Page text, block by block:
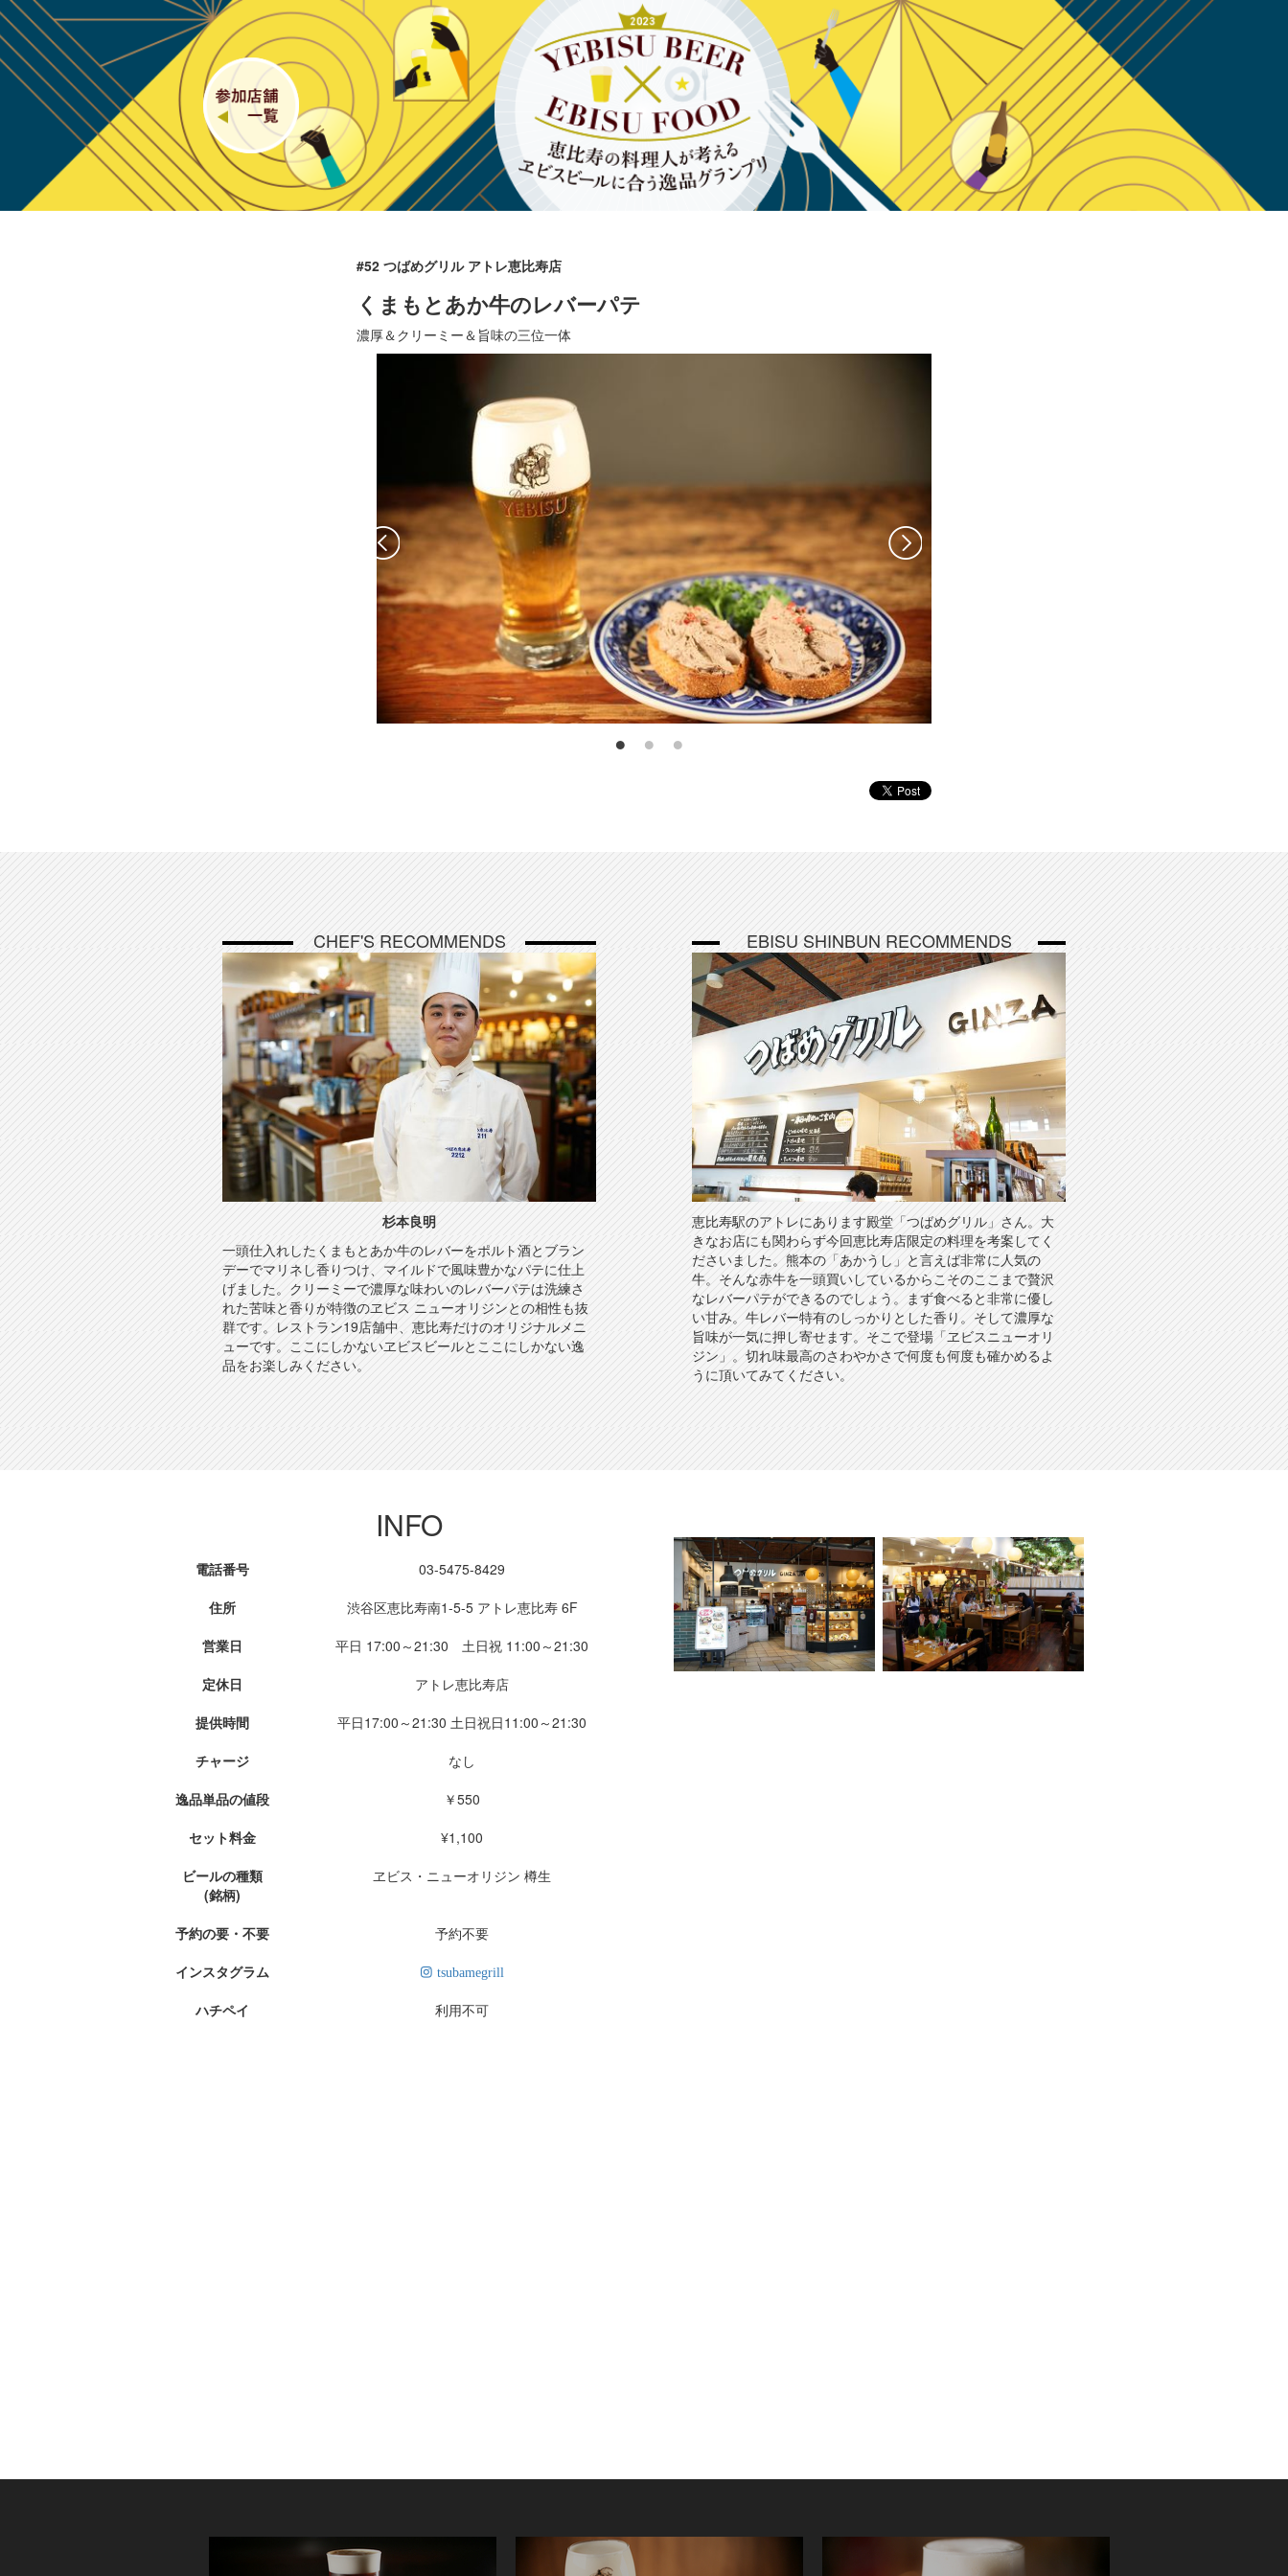
#52 つばめグリル アトレ恵比寿店
くまもとあか牛のレバーパテ
濃厚＆クリーミー＆旨味の三位一体
CHEF'S RECOMMENDS
杉本良明
一頭仕入れしたくまもとあか牛のレバーをポルト酒とブラン
デーでマリネし香りつけ、マイルドで風味豊かなパテに仕上
げました。クリーミーで濃厚な味わいのレバーパテは洗練さ
れた苦味と香りが特徴のヱビス ニューオリジンとの相性も抜
群です。レストラン19店舗中、恵比寿だけのオリジナルメニ
ューです。ここにしかないヱビスビールとここにしかない逸
品をお楽しみください。
EBISU SHINBUN RECOMMENDS
恵比寿駅のアトレにあります殿堂「つばめグリル」さん。大
きなお店にも関わらず今回恵比寿店限定の料理を考案してく
ださいました。熊本の「あかうし」と言えば非常に人気の
牛。そんな赤牛を一頭買いしているからこそのここまで贅沢
なレバーパテができるのでしょう。まず食べると非常に優し
い甘み。牛レバー特有のしっかりとした香り。そして濃厚な
旨味が一気に押し寄せます。そこで登場「ヱビスニューオリ
ジン」。切れ味最高のさわやかさで何度も何度も確かめるよ
うに頂いてみてください。
INFO
電話番号
03-5475-8429
住所
渋谷区恵比寿南1-5-5 アトレ恵比寿 6F
営業日
平日 17:00～21:30 土日祝 11:00～21:30
定休日
アトレ恵比寿店
提供時間
平日17:00～21:30 土日祝日11:00～21:30
チャージ
なし
逸品単品の値段
￥550
セット料金
¥1,100
ビールの種類
(銘柄)
ヱビス・ニューオリジン 樽生
予約の要・不要
予約不要
インスタグラム
tsubamegrill
ハチペイ 利用不可